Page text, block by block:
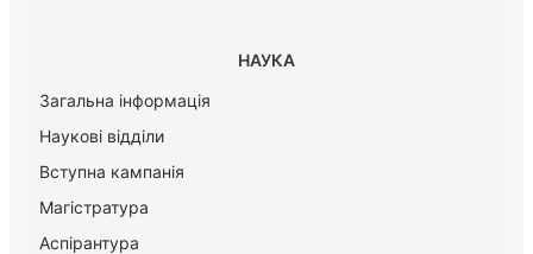
НАУКА
Загальна інформація
Наукові відділи
Вступна кампанія
Магістратура
Аспірантура